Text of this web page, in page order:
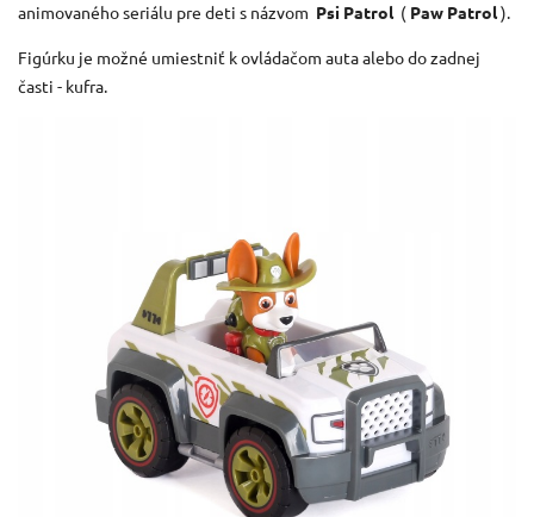
animovaného seriálu pre deti s názvom Psi Patrol ( Paw Patrol).
Figúrku je možné umiestniť k ovládačom auta alebo do zadnej
časti - kufra.